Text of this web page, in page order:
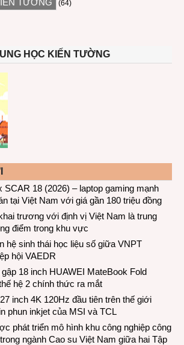
TƯỜNG (64)
HỌC KIẾN TƯỜNG
SCAR 18 (2026) – laptop gaming mạnh
tại Việt Nam với giá gần 180 triệu đồng
trương với định vị Việt Nam là trung
điểm trong khu vực
hệ sinh thái học liệu số giữa VNPT
hội VAEDR
18 inch HUAWEI MateBook Fold
hệ 2 chính thức ra mắt
inch 4K 120Hz đầu tiên trên thế giới
phun inkjet của MSI và TCL
phát triển mô hình khu công nghiệp công
ngành Cao su Việt Nam giữa hai Tập